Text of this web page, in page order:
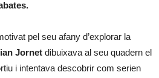
pel seu afany d’explorar la
Jornet dibuixava al seu quadern el
i intentava descobrir com serien